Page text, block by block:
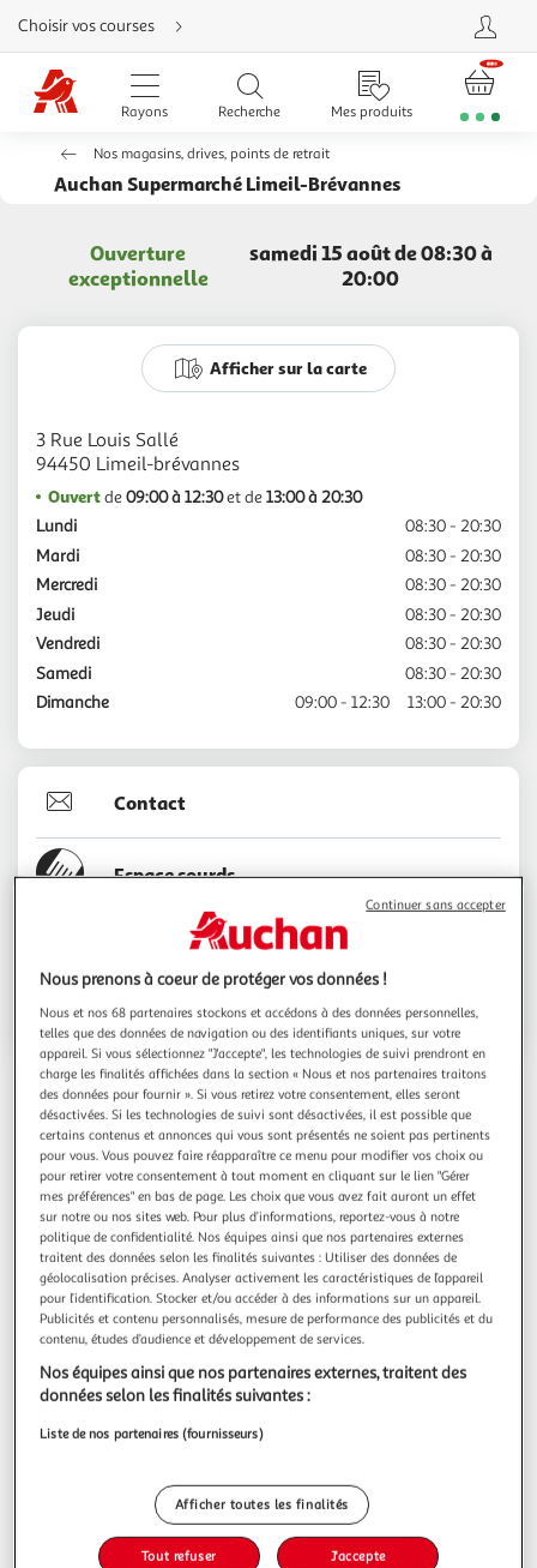
Aller
directement
au
contenu
Aller
directement
recherche
Aller
directement
directement
d'aide
Choisir vos courses
Rayons Recherche Mes produits
Nos magasins, drives, points de retrait
Auchan Supermarché Limeil-Brévannes
Ouverture
exceptionnelle
samedi 15 août de 08:30 à
20:00
Afficher sur la carte
3 Rue Louis Sallé
Ouvertde09:00 à 12:30et de13:00 à 20:30
Lundi
08:30 - 20:30
Mardi
08:30 - 20:30
Mercredi
08:30 - 20:30
Jeudi
08:30 - 20:30
Vendredi
08:30 - 20:30
Samedi
08:30 - 20:30
Dimanche
09:00 - 12:30 13:00 - 20:30
Contact
Espace sourds
01.45.99.11.22
Voir l'itinéraire
Quels services trouver dans mon Auchan
Supermarché Limeil-Brévannes ?
Billetterie
Tirage Photo
Nous prenons à coeur de protéger vos données !
Nous et nos 68 partenaires stockons et accédons à des données personnelles,
telles que des données de navigation ou des identifiants uniques, sur votre
appareil. Si vous sélectionnez "J'accepte", les technologies de suivi prendront en
charge les finalités affichées dans la section « Nous et nos partenaires traitons
des données pour fournir ». Si vous retirez votre consentement, elles seront
désactivées. Si les technologies de suivi sont désactivées, il est possible que
certains contenus et annonces qui vous sont présentés ne soient pas pertinents
pour vous. Vous pouvez faire réapparaître ce menu pour modifier vos choix ou
pour retirer votre consentement à tout moment en cliquant sur le lien "Gérer
mes préférences" en bas de page. Les choix que vous avez fait auront un effet
sur notre ou nos sites web. Pour plus d’informations, reportez-vous à notre
politique de confidentialité. Nos équipes ainsi que nos partenaires externes
traitent des données selon les finalités suivantes : Utiliser des données de
géolocalisation précises. Analyser activement les caractéristiques de l’appareil
pour l’identification. Stocker et/ou accéder à des informations sur un appareil.
Publicités et contenu personnalisés, mesure de performance des publicités et du
contenu, études d’audience et développement de services.
Nos équipes ainsi que nos partenaires externes, traitent des
données selon les finalités suivantes :
Liste de nos partenaires (fournisseurs)
Afficher toutes les finalités
Tout refuser J'accepte
Continuer sans accepter